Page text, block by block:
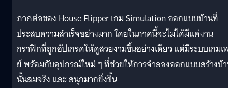
ภาคต่อของ House Flipper เกม Simulation ออกแบบบ้านที่
ประสบความสำเร็จอย่างมาก โดยในภาคนี้จะไม่ได้มีแค่งาน
กราฟิกที่ถูกอัปเกรดให้ดูสวยงามขึ้นอย่างเดียว แต่มีระบบเกมเ
ย์ พร้อมกับอุปกรณ์ใหม่ ๆ ที่ช่วยให้การจำลองออกแบบสร้างบ้
นั้นสมจริง และ สนุกมากยิ่งขึ้น